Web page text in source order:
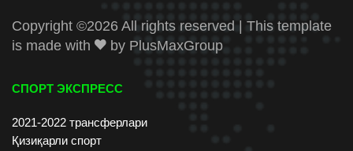
Copyright ©2026 All rights reserved | This template
is made with
by PlusMaxGroup
СПОРТ ЭКСПРЕСС
2021-2022 трансферлари
Қизиқарли спорт